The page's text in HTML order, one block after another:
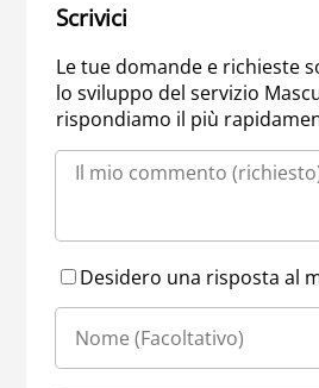
Scrivici
Le tue domande e richieste
lo sviluppo del servizio
rispondiamo il più
Desidero una risposta al